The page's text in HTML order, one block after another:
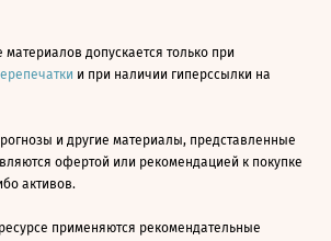
допускается только при
и при наличии гиперссылки на
и другие материалы, представленные
офертой или рекомендацией к покупке
активов.
применяются рекомендательные